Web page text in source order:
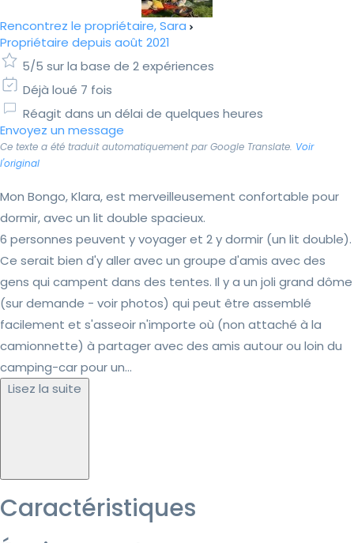
Rencontrez le propriétaire, Sara
Propriétaire depuis août 2021
5/5 sur la base de 2 expériences
Déjà loué 7 fois
Réagit dans un délai de quelques heures
Envoyez un message
Ce texte a été traduit automatiquement par Google Translate. Voir
l'original
Mon Bongo, Klara, est merveilleusement confortable pour
dormir, avec un lit double spacieux.
6 personnes peuvent y voyager et 2 y dormir (un lit double).
Ce serait bien d'y aller avec un groupe d'amis avec des
gens qui campent dans des tentes. Il y a un joli grand dôme
(sur demande - voir photos) qui peut être assemblé
facilement et s'asseoir n'importe où (non attaché à la
camionnette) à partager avec des amis autour ou loin du
camping-car pour un...
Lisez la suite
Caractéristiques